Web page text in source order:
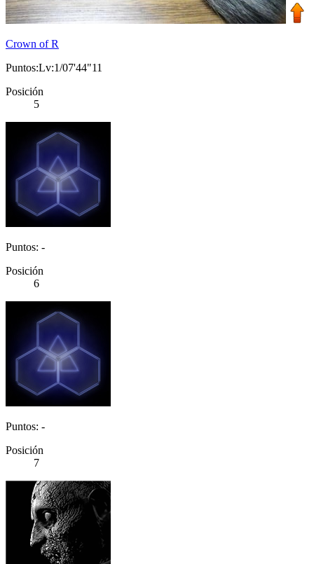
Crown of R
Puntos:Lv:1/07'44"11
Posición
5
Puntos: -
Posición
6
Puntos: -
Posición
7